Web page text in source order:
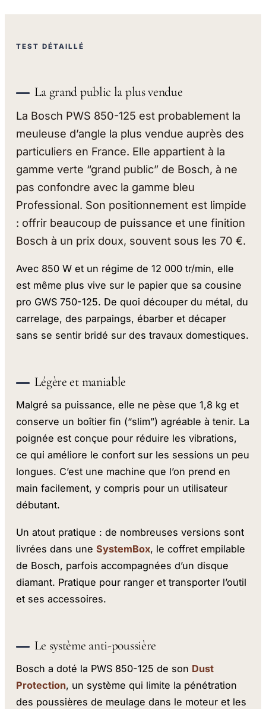
TEST DÉTAILLÉ
La grand public la plus vendue
La Bosch PWS 850-125 est probablement la
meuleuse d’angle la plus vendue auprès des
particuliers en France. Elle appartient à la
gamme verte “grand public” de Bosch, à ne
pas confondre avec la gamme bleu
Professional. Son positionnement est limpide
: offrir beaucoup de puissance et une finition
Bosch à un prix doux, souvent sous les 70 €.
Avec 850 W et un régime de 12 000 tr/min, elle
est même plus vive sur le papier que sa cousine
pro GWS 750-125. De quoi découper du métal, du
carrelage, des parpaings, ébarber et décaper
sans se sentir bridé sur des travaux domestiques.
Légère et maniable
Malgré sa puissance, elle ne pèse que 1,8 kg et
conserve un boîtier fin (“slim”) agréable à tenir. La
poignée est conçue pour réduire les vibrations,
ce qui améliore le confort sur les sessions un peu
longues. C’est une machine que l’on prend en
main facilement, y compris pour un utilisateur
débutant.
Un atout pratique : de nombreuses versions sont
livrées dans uneSystemBox, le coffret empilable
de Bosch, parfois accompagnées d’un disque
diamant. Pratique pour ranger et transporter l’outil
et ses accessoires.
Le système anti-poussière
Bosch a doté la PWS 850-125 de son Dust
Protection, un système qui limite la pénétration
des poussières de meulage dans le moteur et les